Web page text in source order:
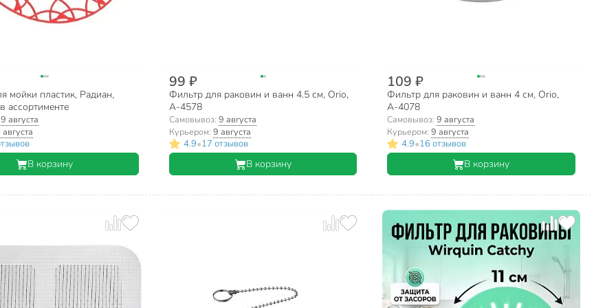
мойки пластик, Радиан,
ассортименте
9 августа
В корзину
99 ₽
Фильтр для раковин и ванн 4.5 см, Orio,
А-4578
Самовывоз: 9 августа
Курьером: 9 августа
4.9•17 отзывов
В корзину
109 ₽
Фильтр для раковин и ванн 4 см, Orio,
А-4078
Самовывоз:9 августа
Курьером:9 августа
4.9•16 отзывов
В корзину